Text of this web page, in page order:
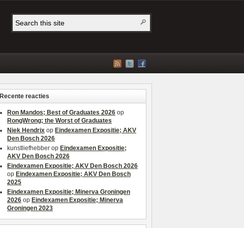
Recente reacties
Ron Mandos; Best of Graduates 2026 op
RongWrong; the Worst of Graduates
Niek Hendrix op Eindexamen Expositie; AKV
Den Bosch 2026
kunstliefhebber op Eindexamen Expositie;
AKV Den Bosch 2026
Eindexamen Expositie; AKV Den Bosch 2026
op Eindexamen Expositie; AKV Den Bosch
2025
Eindexamen Expositie; Minerva Groningen
2026 op Eindexamen Expositie; Minerva
Groningen 2023